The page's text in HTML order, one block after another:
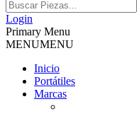
Piezas y
compra
Teclados, Baterías, Carcasas,
Ventiladores
Login
Primary Menu
MENUMENU
Inicio
Portátiles
Marcas